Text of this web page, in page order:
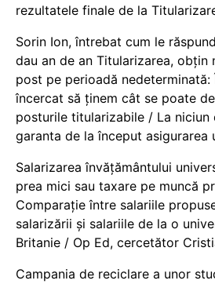
rezultatele finale de la
Sorin Ion, întrebat cum le
dau an de an Titularizarea, obțin
post pe perioadă nedeterminată:
încercat să ținem cât se poate
posturile titularizabile / La niciun
garanta de la început asigurarea
Salarizarea învățământului
prea mici sau taxare pe muncă
Comparație între salariile
salarizării și salariile de la o
Britanie / Op Ed, cercetător
Campania de reciclare a unor